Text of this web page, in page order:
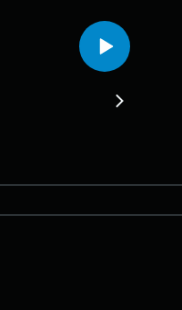
」2024年1月8日 放送